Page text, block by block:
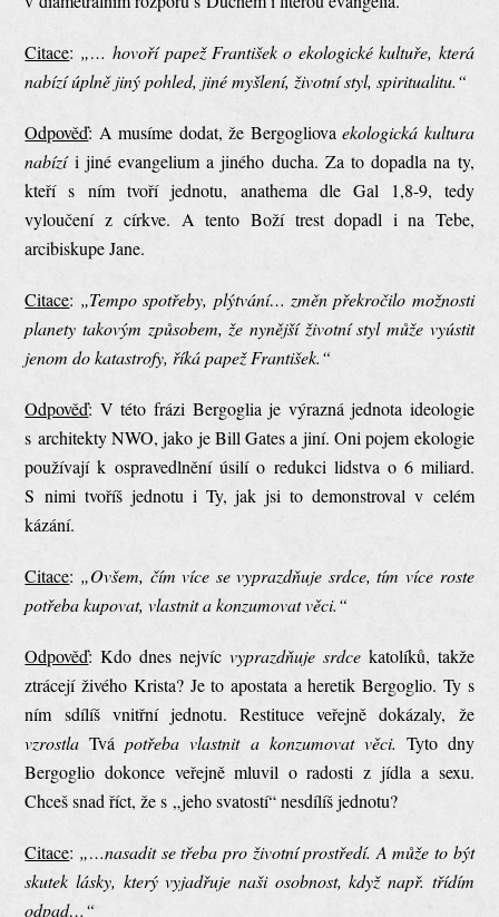
Citace: „… hovoří papež František o ekologické kultuře, která
nabízí úplně jiný pohled, jiné myšlení, životní styl, spiritualitu.“
Odpověď: A musíme dodat, že Bergogliovaekologická kultura
nabízíi jiné evangelium a jiného ducha. Za to dopadla na ty,
kteří s ním tvoří jednotu, anathema dle Gal 1,8-9, tedy
vyloučení z církve. A tento Boží trest dopadl i na Tebe,
arcibiskupe Jane.
Citace: „Tempo spotřeby, plýtvání… změn překročilo možnosti
planety takovým způsobem, že nynější životní styl může vyústit
jenom do katastrofy, říká papež František.“
Odpověď: V této frázi Bergoglia je výrazná jednota ideologie
s architekty NWO, jako je Bill Gates a jiní. Oni pojem ekologie
používají k ospravedlnění úsilí o redukci lidstva o 6 miliard.
S nimi tvoříš jednotu i Ty, jak jsi to demonstroval v celém
kázání.
Citace: „Ovšem, čím více se vyprazdňuje srdce, tím více roste
potřeba kupovat, vlastnit a konzumovat věci.“
Odpověď: Kdo dnes nejvíc vyprazdňuje srdcekatolíků, takže
ztrácejí živého Krista? Je to apostata a heretik Bergoglio. Ty s
ním sdílíš vnitřní jednotu. Restituce veřejně dokázaly, že
vzrostla Tvápotřeba vlastnit a konzumovat věci. Tyto dny
Bergoglio dokonce veřejně mluvil o radosti z jídla a sexu.
Chceš snad říct, že s „jeho svatostí“ nesdílíš jednotu?
Citace: „…nasadit se třeba pro životní prostředí. A může to být
skutek lásky, který vyjadřuje naši osobnost, když např. třídím
odpad…“